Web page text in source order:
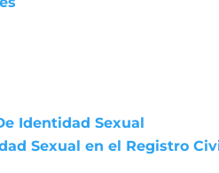
Identidad Sexual
Sexual en el Registro